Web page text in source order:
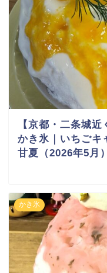
【京都・二条城
かき氷｜いちごキ
甘夏（2026年5月）
かき氷